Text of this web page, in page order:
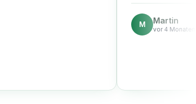
Martin
vor 4 Monaten